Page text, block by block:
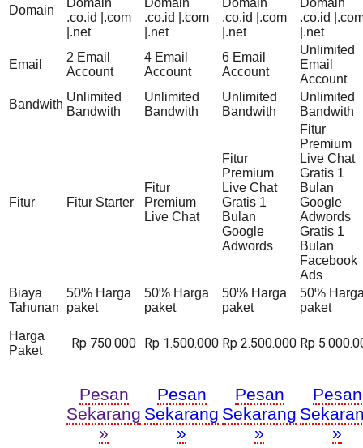
Domain
.co.id |.com
|.net
.co.id |.com
|.net
.co.id |.com
|.net
.co.id
|.net
Email
2 Email
Account
4 Email
Account
6 Email
Account
Unlimited
Email
Account
Bandwith
Unlimited
Bandwith
Unlimited
Bandwith
Unlimited
Bandwith
Unlimited
Bandwith
Fitur Fitur Starter
Fitur
Premium
Live Chat
Fitur
Premium
Live Chat
Gratis 1
Bulan
Google
Adwords
Fitur
Premium
Live Chat
Gratis 1
Bulan
Google
Adwords
Gratis 1
Bulan
Facebook
Ads
Biaya
Tahunan
50% Harga
paket
50% Harga
paket
50% Harga
paket
50%
paket
Harga
Paket
Rp 750.000 Rp 1.500.000 Rp 2.500.000 Rp
Pesan
Sekarang
»
Pesan
Sekarang
»
Pesan
Sekarang
»
Pesan
»